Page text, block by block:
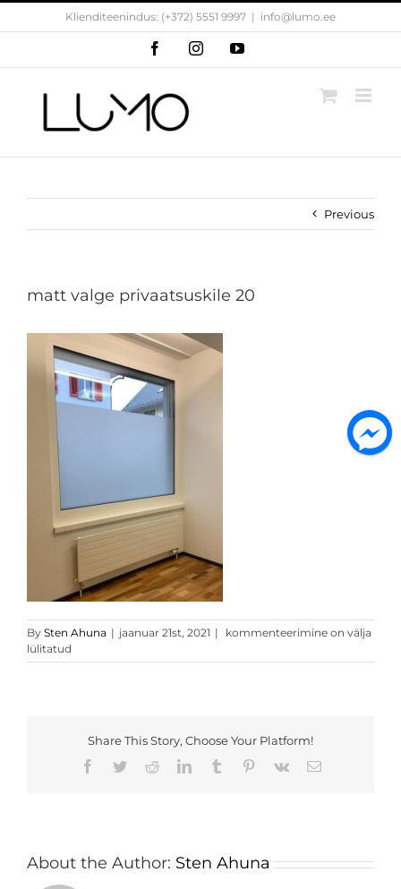
Skip
Klienditeenindus: (+372) 5551 9997 | info@lumo.ee
FacebookInstagramYouTube
Previous
matt valge privaatsuskile 20
By Sten Ahuna | jaanuar 21st, 2021 |
matt
privaatsuskile
kommenteerimine on välja
lülitatud
Share This Story, Choose Your Platform!
Facebook
TwitterRedditLinkedInTumblr Pinterest
Vk Email
About the Author: Sten Ahuna